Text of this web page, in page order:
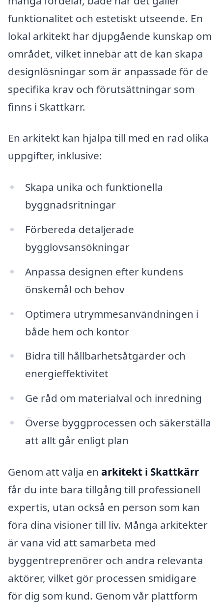
funktionalitet och estetiskt utseende. En
lokal arkitekt har djupgående kunskap om
området, vilket innebär att de kan skapa
designlösningar som är anpassade för de
specifika krav och förutsättningar som
finns i Skattkärr.
En arkitekt kan hjälpa till med en rad olika
uppgifter, inklusive:
Skapa unika och funktionella
byggnadsritningar
Förbereda detaljerade
bygglovsansökningar
Anpassa designen efter kundens
önskemål och behov
Optimera utrymmesanvändningen i
både hem och kontor
Bidra till hållbarhetsåtgärder och
energieffektivitet
Ge råd om materialval och inredning
Överse byggprocessen och säkerställa
att allt går enligt plan
Genom att välja en arkitekt i Skattkärr
får du inte bara tillgång till professionell
expertis, utan också en person som kan
föra dina visioner till liv. Många arkitekter
är vana vid att samarbeta med
byggentreprenörer och andra relevanta
aktörer, vilket gör processen smidigare
för dig som kund. Genom vår plattform